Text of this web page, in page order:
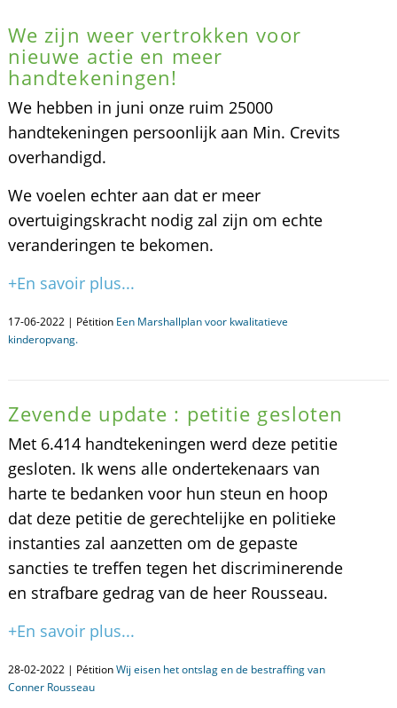
We zijn weer vertrokken voor
nieuwe actie en meer
handtekeningen!
We hebben in juni onze ruim 25000
handtekeningen persoonlijk aan Min. Crevits
overhandigd.
We voelen echter aan dat er meer
overtuigingskracht nodig zal zijn om echte
veranderingen te bekomen.
+En savoir plus...
17-06-2022 | Pétition Een Marshallplan voor kwalitatieve
kinderopvang.
Zevende update : petitie gesloten
Met 6.414 handtekeningen werd deze petitie
gesloten. Ik wens alle ondertekenaars van
harte te bedanken voor hun steun en hoop
dat deze petitie de gerechtelijke en politieke
instanties zal aanzetten om de gepaste
sancties te treffen tegen het discriminerende
en strafbare gedrag van de heer Rousseau.
+En savoir plus...
28-02-2022 | PétitionWij eisen het ontslag en de bestraffing van
Conner Rousseau